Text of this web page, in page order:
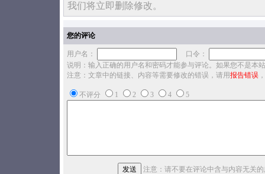
我们将立即删除修改。
您的评论
用户名：
口令：
说明：输入正确的用户名和密码才能参与评论。如果您不是本
注意：文章中的链接、内容等需要修改的错误，请用报告错误
不评分 1 2 3 4 5
注意：请不要在评论中含与内容无关